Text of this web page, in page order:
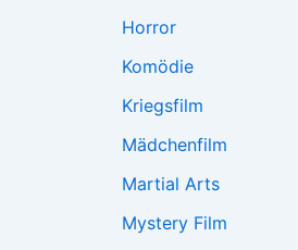
Horror
Komödie
Kriegsfilm
Mädchenfilm
Martial Arts
Mystery Film